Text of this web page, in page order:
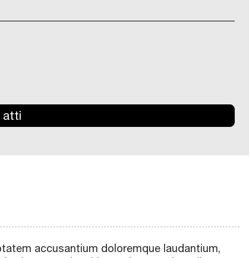
atti
accusantium doloremque laudantium,